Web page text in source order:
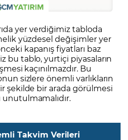
yer verdiğimiz tabloda
yüzdesel değişimler yer
kapanış fiyatları baz
bu tablo, yurtiçi piyasaların
kaçınılmazdır. Bu
sizlere önemli varlıkların
şekilde bir arada görülmesi
unutulmamalıdır.
Takvim Verileri